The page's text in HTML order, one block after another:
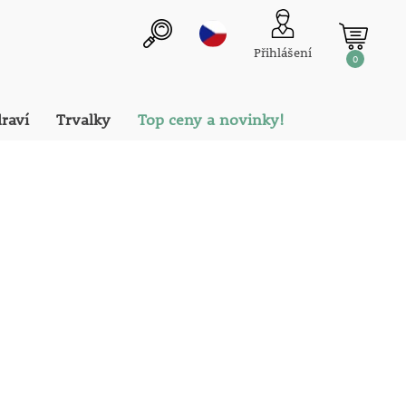
Přihlášení 0
Trvalky Top ceny a novinky!